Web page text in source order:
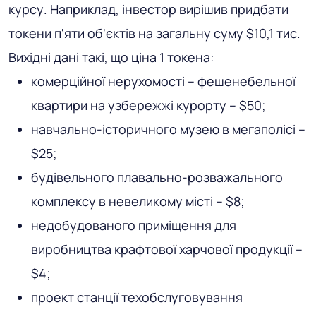
курсу. Наприклад, інвестор вирішив придбати
токени п'яти об'єктів на загальну суму $10,1 тис.
Вихідні дані такі, що ціна 1 токена:
комерційної нерухомості – фешенебельної
квартири на узбережжі курорту – $50;
навчально-історичного музею в мегаполісі –
$25;
будівельного плавально-розважального
комплексу в невеликому місті – $8;
недобудованого приміщення для
виробництва крафтової харчової продукції –
$4;
проект станції техобслуговування